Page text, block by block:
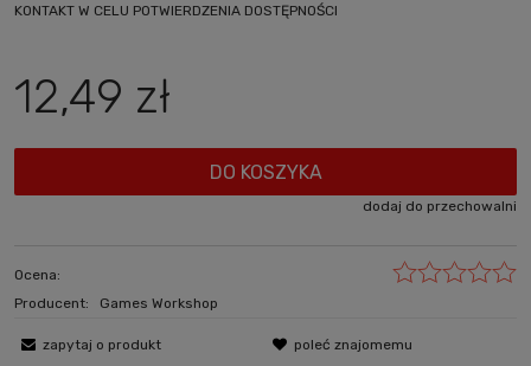
KONTAKT W CELU POTWIERDZENIA DOSTĘPNOŚCI
12,49 zł
DO KOSZYKA
dodaj do przechowalni
Ocena:
Producent:
Games Workshop
zapytaj o produkt poleć znajomemu